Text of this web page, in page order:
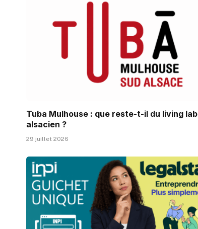
Tuba Mulhouse : que reste-t-il du living lab
alsacien ?
29 juillet 2026